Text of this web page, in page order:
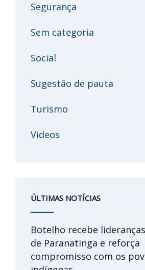
Segurança
Sem categoria
Social
Sugestão de pauta
Turismo
Videos
ÚLTIMAS NOTÍCIAS
Botelho recebe
de Paranatinga e reforça
compromisso com os